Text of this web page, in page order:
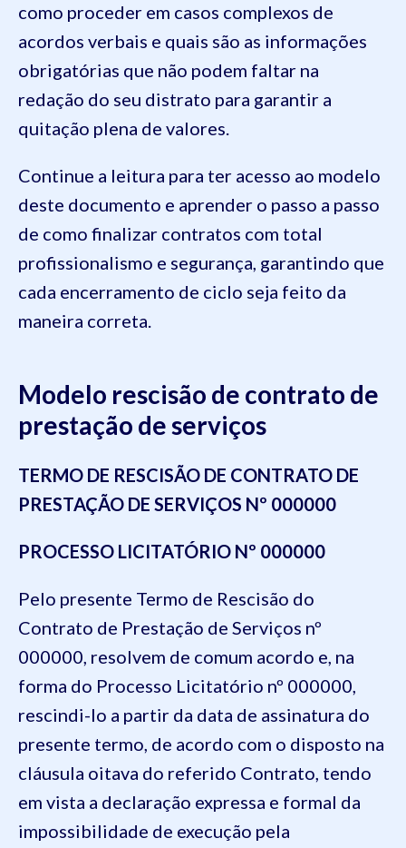
como proceder em casos complexos de
acordos verbais e quais são as informações
obrigatórias que não podem faltar na
redação do seu distrato para garantir a
quitação plena de valores.
Continue a leitura para ter acesso ao modelo
deste documento e aprender o passo a passo
de como finalizar contratos com total
profissionalismo e segurança, garantindo que
cada encerramento de ciclo seja feito da
maneira correta.
Modelo rescisão de contrato de
prestação de serviços
TERMO DE RESCISÃO DE CONTRATO DE
PRESTAÇÃO DE SERVIÇOS Nº 000000
PROCESSO LICITATÓRIO Nº 000000
Pelo presente Termo de Rescisão do
Contrato de Prestação de Serviços nº
000000, resolvem de comum acordo e, na
forma do Processo Licitatório nº 000000,
rescindi-lo a partir da data de assinatura do
presente termo, de acordo com o disposto na
cláusula oitava do referido Contrato, tendo
em vista a declaração expressa e formal da
impossibilidade de execução pela